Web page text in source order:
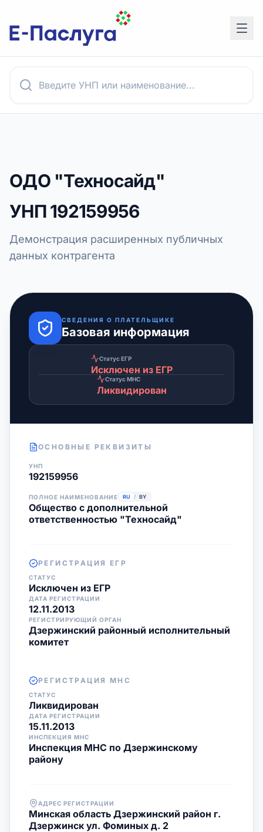
ОДО "Техносайд"
УНП192159956
Демонстрация расширенных публичных
данных контрагента
СВЕДЕНИЯ О ПЛАТЕЛЬЩИКЕ
Базовая информация
Статус ЕГР
Исключен из ЕГР
Статус МНС
Ликвидирован
ОСНОВНЫЕ РЕКВИЗИТЫ
УНП
192159956
ПОЛНОЕ НАИМЕНОВАНИЕ RU / BY
Общество с дополнительной
ответственностью "Техносайд"
РЕГИСТРАЦИЯ ЕГР
СТАТУС
Исключен из ЕГР
ДАТА РЕГИСТРАЦИИ
12.11.2013
РЕГИСТРИРУЮЩИЙ ОРГАН
Дзержинский районный исполнительный
комитет
РЕГИСТРАЦИЯ МНС
СТАТУС
Ликвидирован
ДАТА РЕГИСТРАЦИИ
15.11.2013
ИНСПЕКЦИЯ МНС
Инспекция МНС по Дзержинскому
району
АДРЕС РЕГИСТРАЦИИ
Минская область Дзержинский район г.
Дзержинск ул. Фоминых д. 2